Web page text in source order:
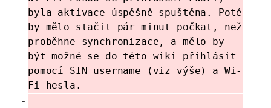
byla aktivace úspěšně spuštěna. Poté
by mělo stačit pár minut počkat, než
proběhne synchronizace,
a mělo by
být možné se do této wiki přihlásit
pomocí SIN username (viz výše) a Wi-
Fi hesla.
-